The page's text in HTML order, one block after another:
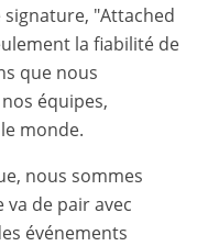
signature, "Attached
la fiabilité de
que nous
équipes,
monde.
nous sommes
de pair avec
événements